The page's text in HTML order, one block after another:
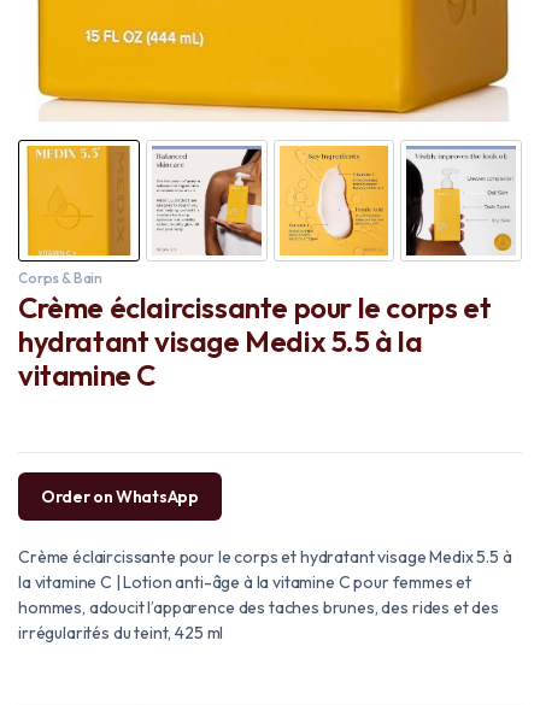
Corps & Bain
Crème éclaircissante pour le corps et
hydratant visage Medix 5.5 à la
vitamine C
Order on WhatsApp
Crème éclaircissante pour le corps et hydratant visage Medix 5.5 à
la vitamine C | Lotion anti-âge à la vitamine C pour femmes et
hommes, adoucit l’apparence des taches brunes, des rides et des
irrégularités du teint, 425 ml